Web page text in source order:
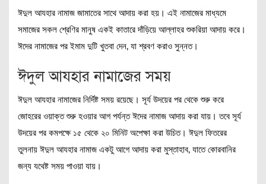
ঈদুল আযহার নামাজ জামাতের সাথে আদায় করা হয়। এই নামাজের মাধ্যমে
সমাজের সকল শ্রেণির মানুষ একই কাতারে দাঁড়িয়ে আল্লাহর শুকরিয়া আদায় করে।
ঈদের নামাজের পর ইমাম দুটি খুতবা দেন, যা শ্রবণ করাও সুন্নত।
ঈদুল আযহার নামাজের সময়
ঈদুল আযহার নামাজের নির্দিষ্ট সময় রয়েছে। সূর্য উদয়ের পর থেকে শুরু করে
জোহরের ওয়াক্ত শুরু হওয়ার আগ পর্যন্ত ঈদের নামাজ আদায় করা যায়। তবে সূর্য
উদয়ের পর কমপক্ষে ১৫ থেকে ২০ মিনিট অপেক্ষা করা উচিত। ঈদুল ফিতরের
তুলনায় ঈদুল আযহার নামাজ একটু আগে আদায় করা মুস্তাহাব, যাতে কোরবানির
জন্য যথেষ্ট সময় পাওয়া যায়।